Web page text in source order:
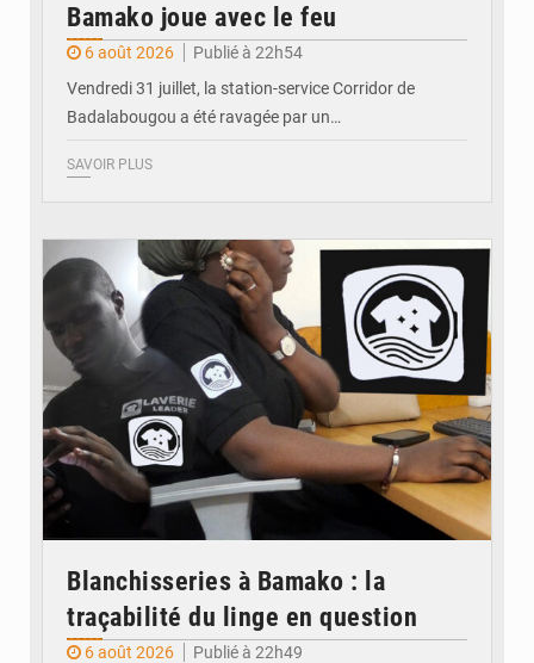
Bamako joue avec le feu
6 août 2026
Publié à 22h54
Vendredi 31 juillet, la station-service Corridor de
Badalabougou a été ravagée par un…
SAVOIR PLUS
Blanchisseries à Bamako : la
traçabilité du linge en question
6 août 2026
Publié à 22h49